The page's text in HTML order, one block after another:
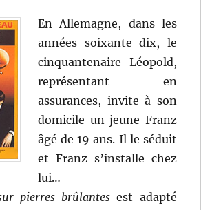
En Allemagne, dans les
années soixante-dix, le
cinquantenaire Léopold,
représentant en
assurances, invite à son
domicile un jeune Franz
âgé de 19 ans. Il le séduit
et Franz s’installe chez
lui…
pierres brûlantes est adapté